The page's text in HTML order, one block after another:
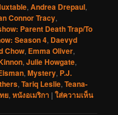
,Andrea Drepaul,
Connor Tracy,
Parent Death Trap/To
Season 4, Daevyd
Chow, Emma Oliver,
,Julie Howgate,
,Mystery, P.J.
,Tariq Leslie,Teana-
ย,หนังอเมริกา |ใส่ความเห็น